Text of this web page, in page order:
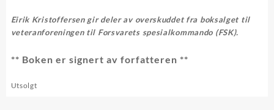
Eirik Kristoffersen gir deler av overskuddet fra boksalget til
veteranforeningen til Forsvarets spesialkommando (FSK).
** Boken er signert av forfatteren **
Utsolgt